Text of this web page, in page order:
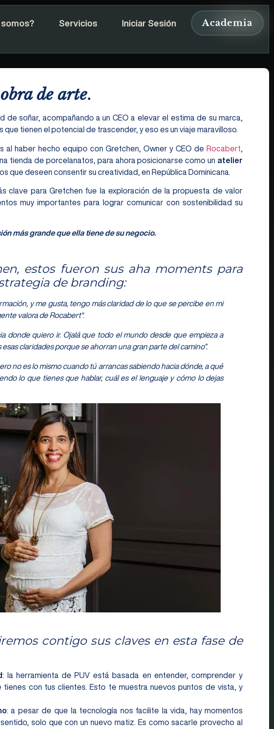
Servicios Iniciar Sesión Academia
de arte.
soñar, acompañando a un CEO a elevar el estima de su marca,
tienen el potencial de trascender, y eso es un viaje maravilloso.
al haber hecho equipo con Gretchen, Owner y CEO deRocabert
tienda de porcelanatos, para ahora posicionarse como un atelier
que deseen consentir su creatividad, en República Dominicana.
clave para Gretchen fue la exploración de la propuesta de valor
muy importantes para lograr comunicar con sostenibilidad su
más grande que ella tiene de su negocio.
estos fueron sus aha moments para
de branding:
y me gusta, tengo más claridad de lo que se percibe en mi
valora de Rocabert“.
donde quiero ir. Ojalá que todo el mundo desde que empieza a
claridades porque se ahorran una gran parte del camino”.
no es lo mismo cuando tú arrancas sabiendo hacia dónde, a qué
lo que tienes que hablar, cuál es el lenguaje y cómo lo dejas
contigo sus claves en esta fase de
: la herramienta de PUV está basada en entender, comprender y
tienes con tus clientes. Esto te muestra nuevos puntos de vista, y
: a pesar de que la tecnología nos facilite la vida, hay momentos
solo que con un nuevo matiz. Es como sacarle provecho al